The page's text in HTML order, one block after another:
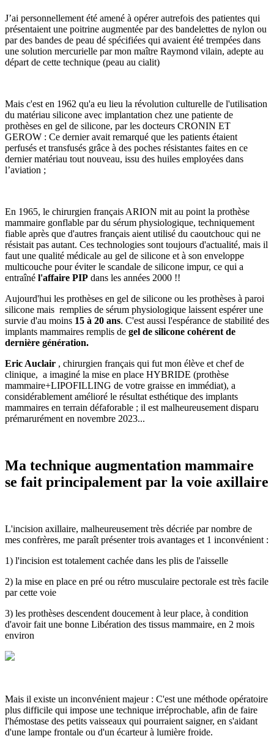
J’ai personnellement été amené à opérer autrefois des patientes qui
présentaient une poitrine augmentée par des bandelettes de nylon ou
par des bandes de peau dé spécifiées qui avaient été trempées dans
une solution mercurielle par mon maître Raymond vilain, adepte au
départ de cette technique (peau au cialit)
Mais c'est en 1962 qu'a eu lieu la révolution culturelle de l'utilisation
du matériau silicone avec implantation chez une patiente de
prothèses en gel de silicone, par les docteurs CRONIN ET
GEROW : Ce dernier avait remarqué que les patients étaient
perfusés et transfusés grâce à des poches résistantes faites en ce
dernier matériau tout nouveau, issu des huiles employées dans
l’aviation ;
En 1965, le chirurgien français ARION mit au point la prothèse
mammaire gonflable par du sérum physiologique, techniquement
fiable après que d'autres français aient utilisé du caoutchouc qui ne
résistait pas autant. Ces technologies sont toujours d'actualité, mais il
faut une qualité médicale au gel de silicone et à son enveloppe
multicouche pour éviter le scandale de silicone impur, ce qui a
entraîné l'affaire PIP dans les années 2000 !!
Aujourd'hui les prothèses en gel de silicone ou les prothèses à paroi
silicone mais remplies de sérum physiologique laissent espérer une
survie d'au moins 15 à 20 ans. C'est aussi l'espérance de stabilité des
implants mammaires remplis de gel de silicone cohérent de
dernière génération.
Eric Auclair , chirurgien français qui fut mon élève et chef de
clinique, a imaginé la mise en place HYBRIDE (prothèse
mammaire+LIPOFILLING de votre graisse en immédiat), a
considérablement amélioré le résultat esthétique des implants
mammaires en terrain défaforable ; il est malheureusement disparu
prémarurément en novembre 2023...
Ma technique augmentation mammaire
se fait principalement par la voie axillaire
L'incision axillaire, malheureusement très décriée par nombre de
mes confrères, me paraît présenter trois avantages et 1 inconvénient :
1) l'incision est totalement cachée dans les plis de l'aisselle
2) la mise en place en pré ou rétro musculaire pectorale est très facile
par cette voie
3) les prothèses descendent doucement à leur place, à condition
d'avoir fait une bonne Libération des tissus mammaire, en 2 mois
environ
Mais il existe un inconvénient majeur : C'est une méthode opératoire
plus difficile qui impose une technique irréprochable, afin de faire
l'hémostase des petits vaisseaux qui pourraient saigner, en s'aidant
d'une lampe frontale ou d'un écarteur à lumière froide.